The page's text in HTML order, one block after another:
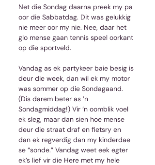
Net die Sondag daarna preek my pa
oor die Sabbatdag. Dit was gelukkig
nie meer oor my nie. Nee, daar het
glo mense gaan tennis speel oorkant
op die sportveld.
Vandag as ek partykeer baie besig is
deur die week, dan wil ek my motor
was sommer op die Sondagaand.
(Dis darem beter as ’n
Sondagmiddag!) Vir ‘n oomblik voel
ek sleg, maar dan sien hoe mense
deur die straat draf en fietsry en
dan ek regverdig dan my kinderdae
se “sonde.” Vandag weet eek egter
ek’s lief vir die Here met my hele